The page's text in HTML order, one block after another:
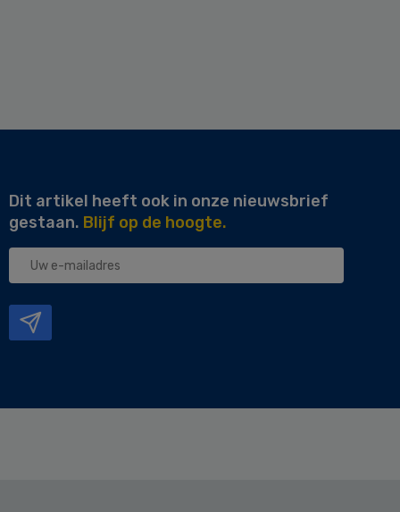
Dit artikel heeft ook in onze nieuwsbrief
gestaan. Blijf op de hoogte.
Uw